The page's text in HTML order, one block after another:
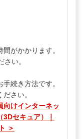
がかかります。
い。
続き方法です。
さい。
向けインターネッ
セキュア）｜
＞